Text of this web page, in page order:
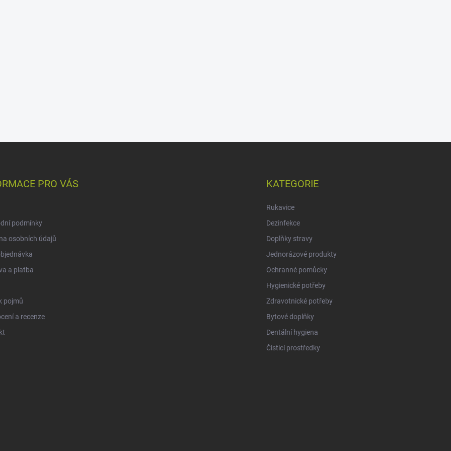
PRO VÁS
podmínky
osobních údajů
a platba
pojmů
a recenze
KATEGORIE
Rukavice
Dezinfekce
Doplňky stravy
Jednorázové produkty
Ochranné pomůcky
Hygienické potřeby
Zdravotnické potřeby
Bytové doplňky
Dentální hygiena
Čisticí prostředky